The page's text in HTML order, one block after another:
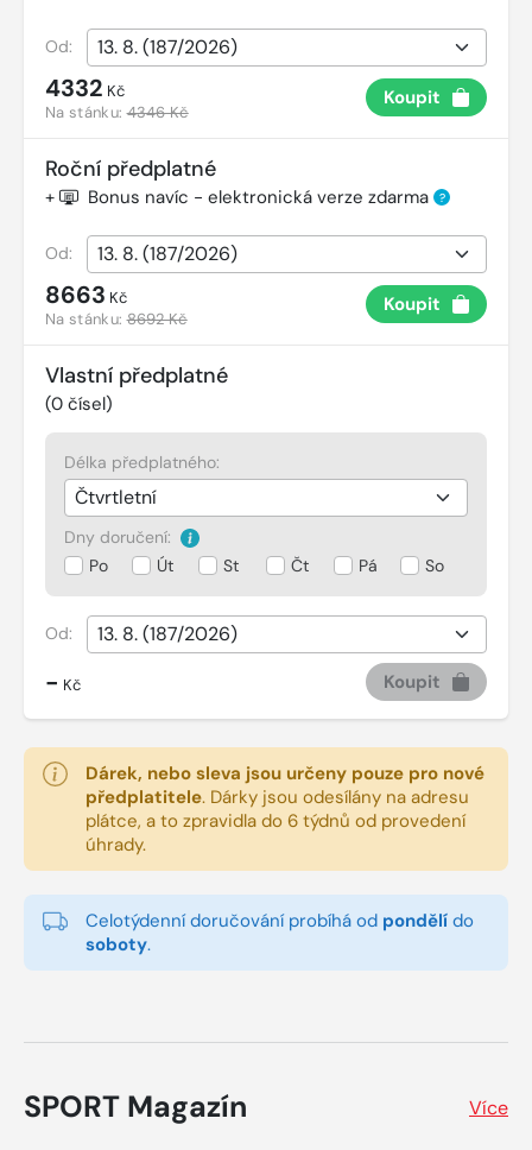
Od:
4332 Kč
Na stánku:4346 Kč
Koupit
Roční předplatné
+ Bonus navíc - elektronická verze zdarma ?
Od:
8663 Kč
Na stánku:8692 Kč
Koupit
Vlastní předplatné
(0 čísel)
Délka předplatného:
Dny doručení:
Po
Út St Čt Pá So
Od:
- Kč Koupit
Dárek, nebo sleva jsou určeny pouze pro nové
předplatitele. Dárky jsou odesílány na adresu
plátce, a to zpravidla do 6 týdnů od provedení
úhrady.
Celotýdenní doručování probíhá od pondělí do
soboty.
SPORT Magazín Více